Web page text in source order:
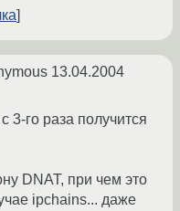
13.04.2004
3-го раза получится
DNAT, при чем это
ipchains... даже